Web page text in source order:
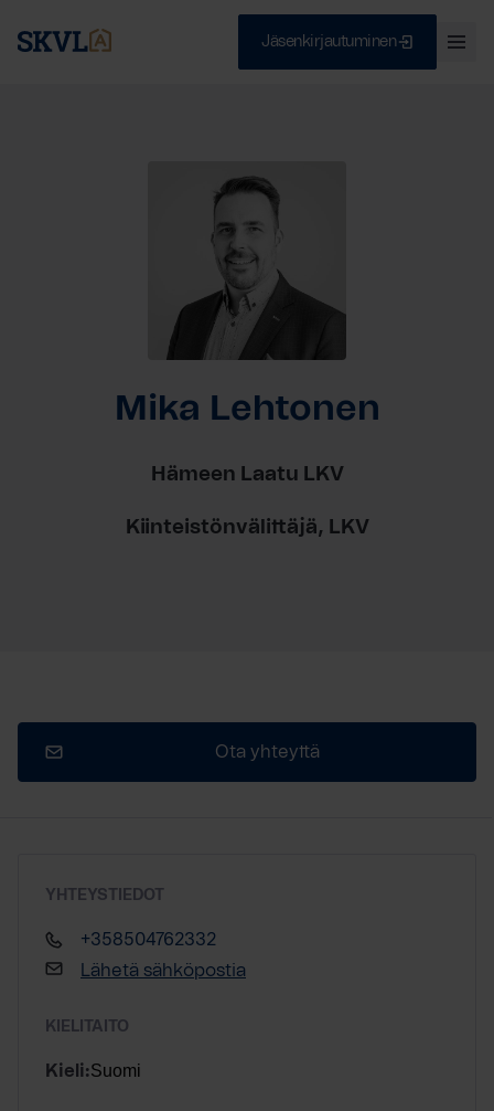
Jäsenkirjautuminen
Mika Lehtonen
Hämeen Laatu LKV
Kiinteistönvälittäjä, LKV
Ota yhteyttä
YHTEYSTIEDOT
+358504762332
Lähetä sähköpostia
KIELITAITO
Kieli:Suomi